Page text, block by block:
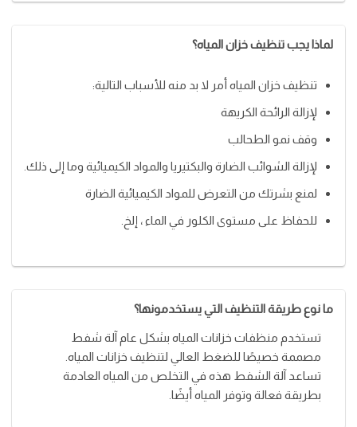
لماذا يجب تنظيف خزان المياه؟
تنظيف خزان المياه أمر لا بد منه للأسباب التالية:
لإزالة الرائحة الكريهة
وقف نمو الطحالب
لإزالة الشوائب الضارة والبكتيريا والمواد الكيميائية وما إلى ذلك.
لمنع بشرتك من التعرض للمواد الكيميائية الضارة
للحفاظ على مستوى الكلور في الماء ، إلخ.
ما نوع طريقة التنظيف التي يستخدمونها؟
تستخدم منظفات خزانات المياه بشكل عام آلة شفط
مصممة خصيصًا للضغط العالي لتنظيف خزانات المياه.
تساعد آلة الشفط هذه في التخلص من المياه العادمة
بطريقة فعالة وتوفر المياه أيضًا.